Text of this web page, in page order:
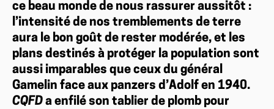
ce beau monde de nous rassurer aussitôt :
l’intensité de nos tremblements de terre
aura le bon goût de rester modérée, et les
plans destinés à protéger la population sont
aussi imparables que ceux du général
Gamelin face aux panzers d’Adolf en 1940.
CQFD a enfilé son tablier de plomb pour